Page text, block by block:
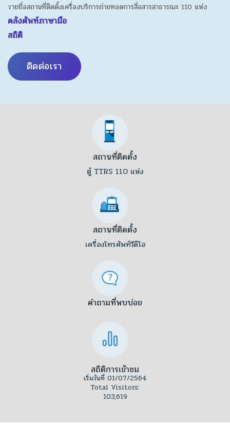
รายชื่อสถานที่ติดตั้งเครื่องบริการถ่ายทอดการสื่อสารสาธารณะ 110 แห่ง
คลังศัพท์ภาษามือ
สถิติ
ติดต่อเรา
สถานที่ติดตั้ง
ตู้ TTRS 110 แห่ง
สถานที่ติดตั้ง
เครื่องโทรศัพท์วีดีโอ
คำถามที่พบบ่อย
สถิติการเข้าชม
เริ่มวันที่ 01/07/2564
Total Visitors:
103,619